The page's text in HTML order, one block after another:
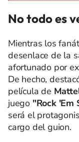
No todo es
Mientras los
desenlace de la
afortunado por
De hecho,
película de
juego "Rock 'Em
será el
cargo del guion.